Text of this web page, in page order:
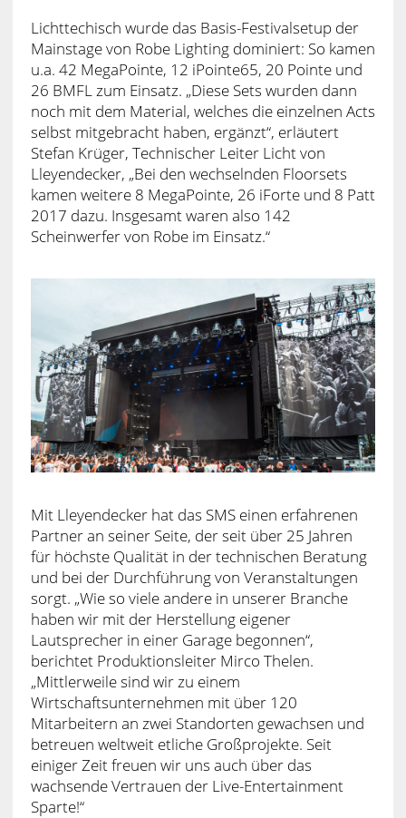
Lichttechisch wurde das Basis-Festivalsetup der
Mainstage von Robe Lighting dominiert: So kamen
u.a. 42 MegaPointe, 12 iPointe65, 20 Pointe und
26 BMFL zum Einsatz. „Diese Sets wurden dann
noch mit dem Material, welches die einzelnen Acts
selbst mitgebracht haben, ergänzt“, erläutert
Stefan Krüger, Technischer Leiter Licht von
Lleyendecker, „Bei den wechselnden Floorsets
kamen weitere 8 MegaPointe, 26 iForte und 8 Patt
2017 dazu. Insgesamt waren also 142
Scheinwerfer von Robe im Einsatz.“
Mit Lleyendecker hat das SMS einen erfahrenen
Partner an seiner Seite, der seit über 25 Jahren
für höchste Qualität in der technischen Beratung
und bei der Durchführung von Veranstaltungen
sorgt. „Wie so viele andere in unserer Branche
haben wir mit der Herstellung eigener
Lautsprecher in einer Garage begonnen“,
berichtet Produktionsleiter Mirco Thelen.
„Mittlerweile sind wir zu einem
Wirtschaftsunternehmen mit über 120
Mitarbeitern an zwei Standorten gewachsen und
betreuen weltweit etliche Großprojekte. Seit
einiger Zeit freuen wir uns auch über das
wachsende Vertrauen der Live-Entertainment
Sparte!“